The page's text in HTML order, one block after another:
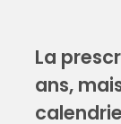
La
ans,